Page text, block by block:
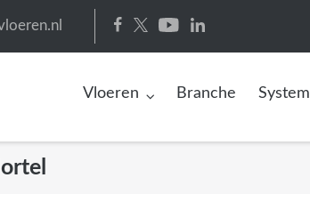
Vloeren Branche